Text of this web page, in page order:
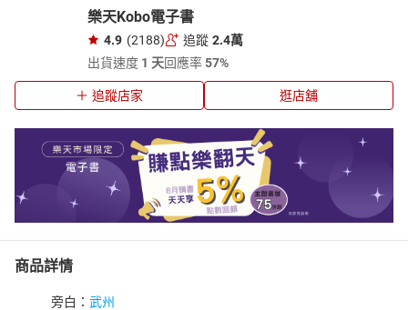
樂天Kobo電子書
4.9 (2188) 追蹤 2.4萬
出貨速度 1 天回應率57%
追蹤店家 逛店舖
商品詳情
旁白： 武州